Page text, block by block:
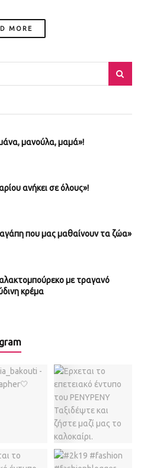
MORE
μανούλα, μαμά»!
ανήκει σε όλους»!
αγάπη που μας μαθαίνουν τα ζώα»
με τραγανό
κρέμα